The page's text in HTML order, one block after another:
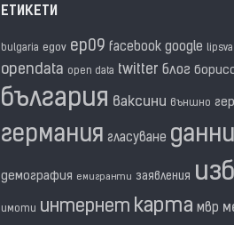
ЕТИКЕТИ
bulgaria egov ep09 facebook google lipsva
opendata open data twitter блог
българия ваксини външно
германия гласуване данни
демография емигранти заявления
имоти интернет карта мвр